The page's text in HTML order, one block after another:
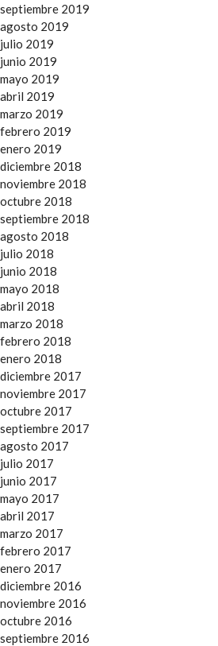
septiembre 2019
agosto 2019
julio 2019
junio 2019
mayo 2019
abril 2019
marzo 2019
febrero 2019
enero 2019
diciembre 2018
noviembre 2018
octubre 2018
septiembre 2018
agosto 2018
julio 2018
junio 2018
mayo 2018
abril 2018
marzo 2018
febrero 2018
enero 2018
diciembre 2017
noviembre 2017
octubre 2017
septiembre 2017
agosto 2017
julio 2017
junio 2017
mayo 2017
abril 2017
marzo 2017
febrero 2017
enero 2017
diciembre 2016
noviembre 2016
octubre 2016
septiembre 2016